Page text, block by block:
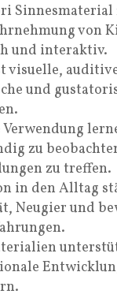
von
und interaktiv.
visuelle,
und
zu
zu treffen.
in den Alltag
Neugier und